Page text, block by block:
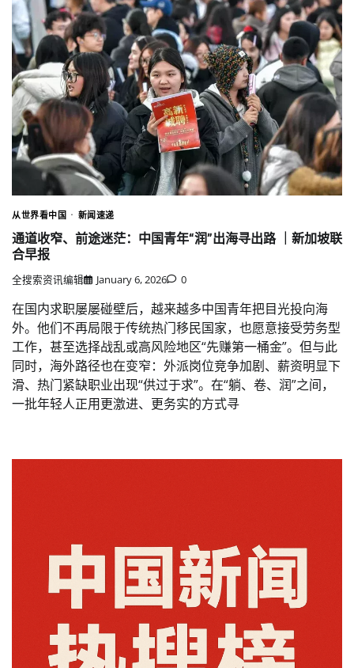
从世界看中国 新闻速递
通道收窄、前途迷茫：中国青年“润”出海寻出路 ｜新加坡联
合早报
全搜索资讯编辑 January 6, 2026 0
在国内求职屡屡碰壁后，越来越多中国青年把目光投向海
外。他们不再局限于传统热门移民国家，也愿意接受劳务型
工作，甚至选择战乱或高风险地区“先赚第一桶金”。但与此
同时，海外路径也在变窄：外派岗位竞争加剧、薪资明显下
滑、热门紧缺职业出现“供过于求”。在“躺、卷、润”之间，
一批年轻人正用更激进、更务实的方式寻